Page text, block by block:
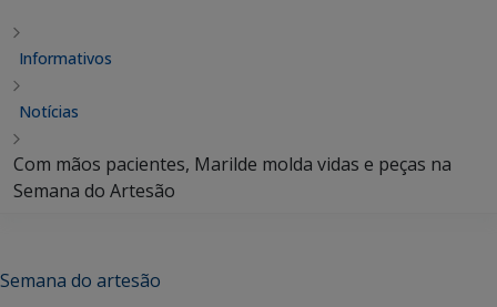
Informativos
Notícias
Com mãos pacientes, Marilde molda vidas e peças na
Semana do Artesão
Semana do artesão